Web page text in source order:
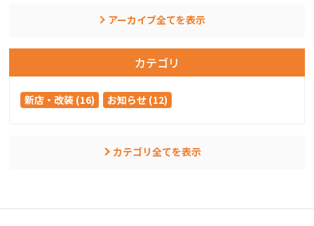
アーカイブ全てを表示
カテゴリ
新店・改装 (16) お知らせ (12)
カテゴリ全てを表示